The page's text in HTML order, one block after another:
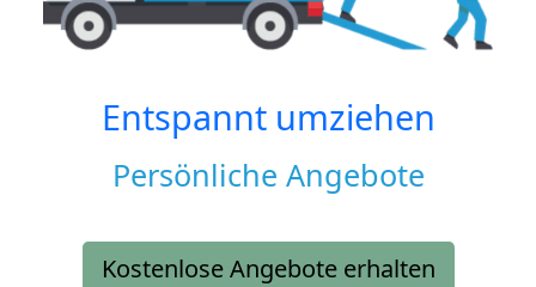
Entspannt umziehen
Persönliche Angebote
Kostenlose Angebote erhalten